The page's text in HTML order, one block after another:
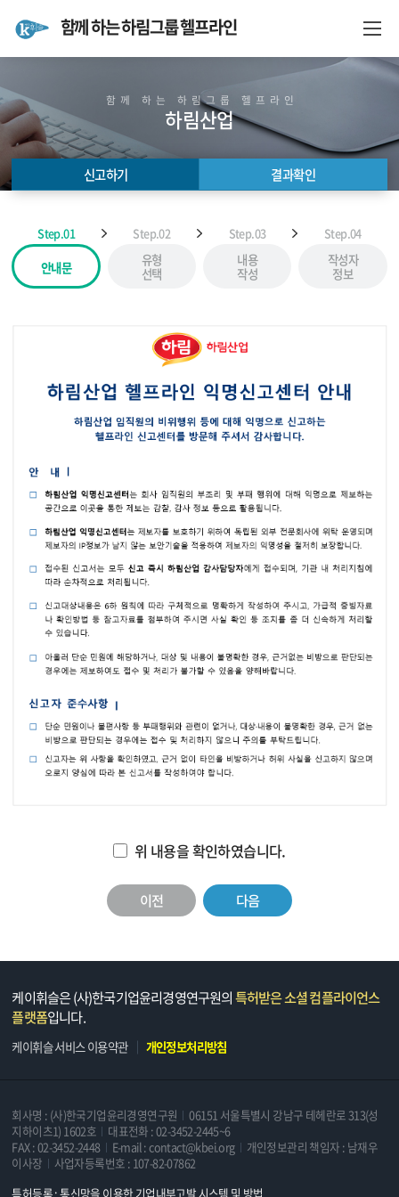
함께 하는 하림그룹 헬프라인
신고하기
결과확인
함께 하는 하림그룹 헬프라인
하림산업
신고하기 결과확인
Step.01
안내문
Step.02
유형
선택
Step.03
내용
작성
Step.04
작성자
정보
위 내용을 확인하였습니다.
이전 다음
케이휘슬은 (사)한국기업윤리경영연구원의특허받은 소셜 컴플라이언스
플랫폼입니다.
케이휘슬 서비스 이용약관 개인정보처리방침
회사명 : (사)한국기업윤리경영연구원
06151 서울특별시 강남구 테헤란로 313(성
지하이츠1) 1602호
대표전화 : 02-3452-2445~6
FAX : 02-3452-2448
E-mail : contact@kbei.org
개인정보관리 책임자 : 남재우
이사장
사업자등록번호 : 107-82-07862
특허등록 : 통신망을 이용한 기업내부고발 시스템 및 방법